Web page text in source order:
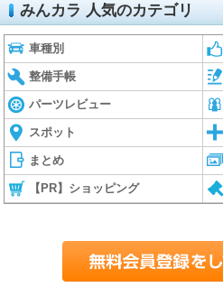
みんカラ 人気のカテゴリ
車種別
整備手帳
パーツレビュー
スポット
まとめ
【PR】ショッピング